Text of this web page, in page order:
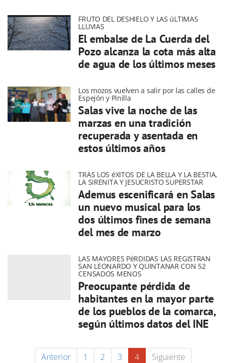
FRUTO DEL DESHIELO Y LAS úLTIMAS
LLUVIAS
El embalse de La Cuerda del
Pozo alcanza la cota más alta
de agua de los últimos meses
Los mozos vuelven a salir por las calles de
Espejón y Pinilla
Salas vive la noche de las
marzas en una tradición
recuperada y asentada en
estos últimos años
TRAS LOS éXITOS DE LA BELLA Y LA BESTIA,
LA SIRENITA Y JESUCRISTO SUPERSTAR
Ademus escenificará en Salas
un nuevo musical para los
dos últimos fines de semana
del mes de marzo
LAS MAYORES PéRDIDAS LAS REGISTRAN
SAN LEONARDO Y QUINTANAR CON 52
CENSADOS MENOS
Preocupante pérdida de
habitantes en la mayor parte
de los pueblos de la comarca,
según últimos datos del INE
Anterior 1 2 3 4 Siguiente